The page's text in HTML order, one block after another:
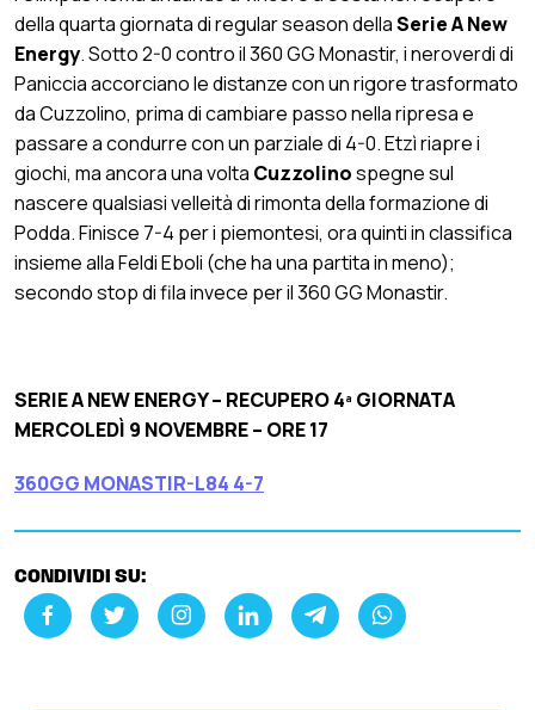
della quarta giornata di regular season dellaSerie A New
Energy. Sotto 2-0 contro il 360 GG Monastir, i neroverdi di
Paniccia accorciano le distanze con un rigore trasformato
da Cuzzolino, prima di cambiare passo nella ripresa e
passare a condurre con un parziale di 4-0. Etzì riapre i
giochi, ma ancora una volta Cuzzolinospegne sul
nascere qualsiasi velleità di rimonta della formazione di
Podda. Finisce 7-4 per i piemontesi, ora quinti in classifica
insieme alla Feldi Eboli (che ha una partita in meno);
secondo stop di fila invece per il 360 GG Monastir.
SERIE A NEW ENERGY – RECUPERO 4ª GIORNATA
MERCOLEDÌ 9 NOVEMBRE – ORE 17
360GG MONASTIR-L84 4-7
CONDIVIDI SU: